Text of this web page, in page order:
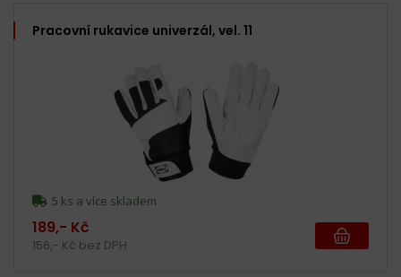
Pracovní rukavice univerzál, vel. 11
5 ks a více skladem
189,- Kč
156,- Kč bez DPH